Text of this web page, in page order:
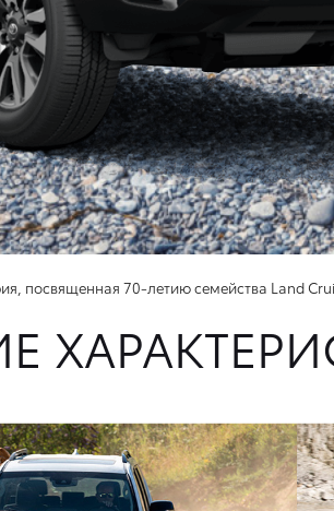
посвященная 70-летию семейства Land